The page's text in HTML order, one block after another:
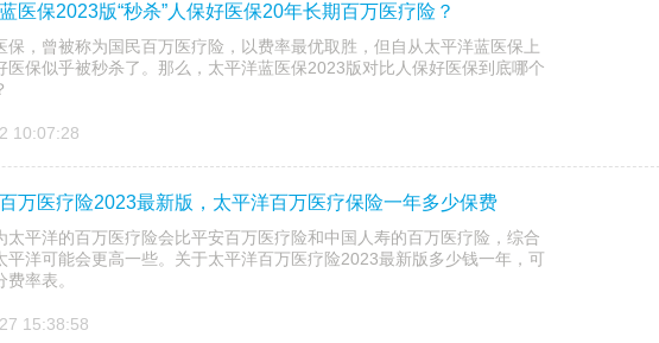
医保2023版“秒杀”人保好医保20年长期百万医疗险？
保，曾被称为国民百万医疗险，以费率最优取胜，但自从太平洋蓝医保上
医保似乎被秒杀了。那么，太平洋蓝医保2023版对比人保好医保到底哪个
10:07:28
万医疗险2023最新版，太平洋百万医疗保险一年多少保费
太平洋的百万医疗险会比平安百万医疗险和中国人寿的百万医疗险，综合
平洋可能会更高一些。关于太平洋百万医疗险2023最新版多少钱一年，可
率表。
15:38:58